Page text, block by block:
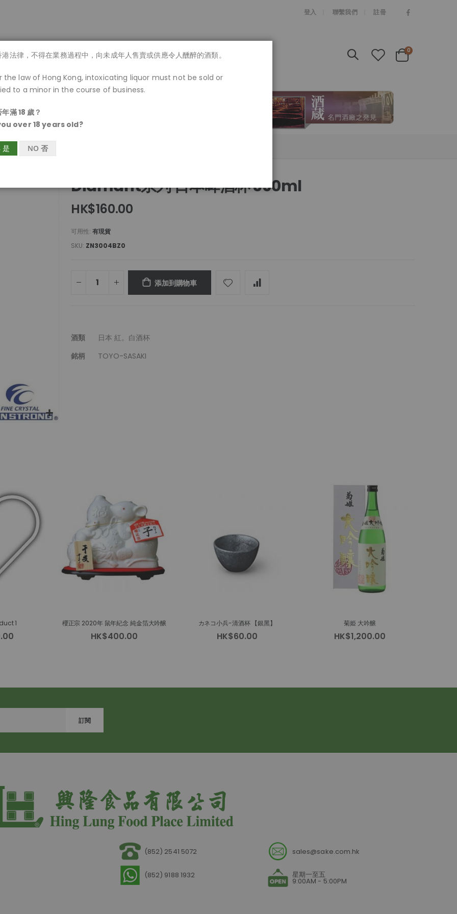
登入 聯繫我們 註冊
一覽 Cart
0items
Diamant系列 日本啤酒杯 350ml
HK$160.00
可用性: 有現貨
SKU ZN3004BZ0
添加到購物車
更
信
酒類
日本 紅。白酒杯
銘柄
TOYO-SASAKI
1 櫻正宗 2020年 鼠年紀念 純金箔大吟醸
HK$400.00
カネコ小兵-清酒杯 【銀黑】
HK$60.00
菊姫 大吟醸
HK$1,200.00
訂閱
(852) 2541 5072 sales@sake.com.hk
(852) 9188 1932 星期一至五
9:00AM - 5:00PM
法律，不得在業務過程中，向未成年人售賣或供應令人醺醉的酒類。
the law of Hong Kong, intoxicating liquor must not be sold or
to a minor in the course of business.
滿 18 歲？
over 18 years old?
是 NO 否